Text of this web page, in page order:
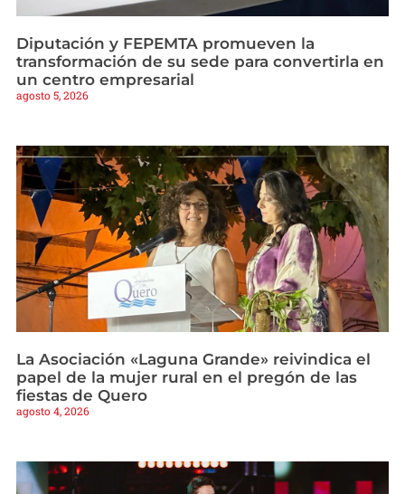
Diputación y FEPEMTA promueven la
transformación de su sede para convertirla en
un centro empresarial
agosto 5, 2026
La Asociación «Laguna Grande» reivindica el
papel de la mujer rural en el pregón de las
fiestas de Quero
agosto 4, 2026